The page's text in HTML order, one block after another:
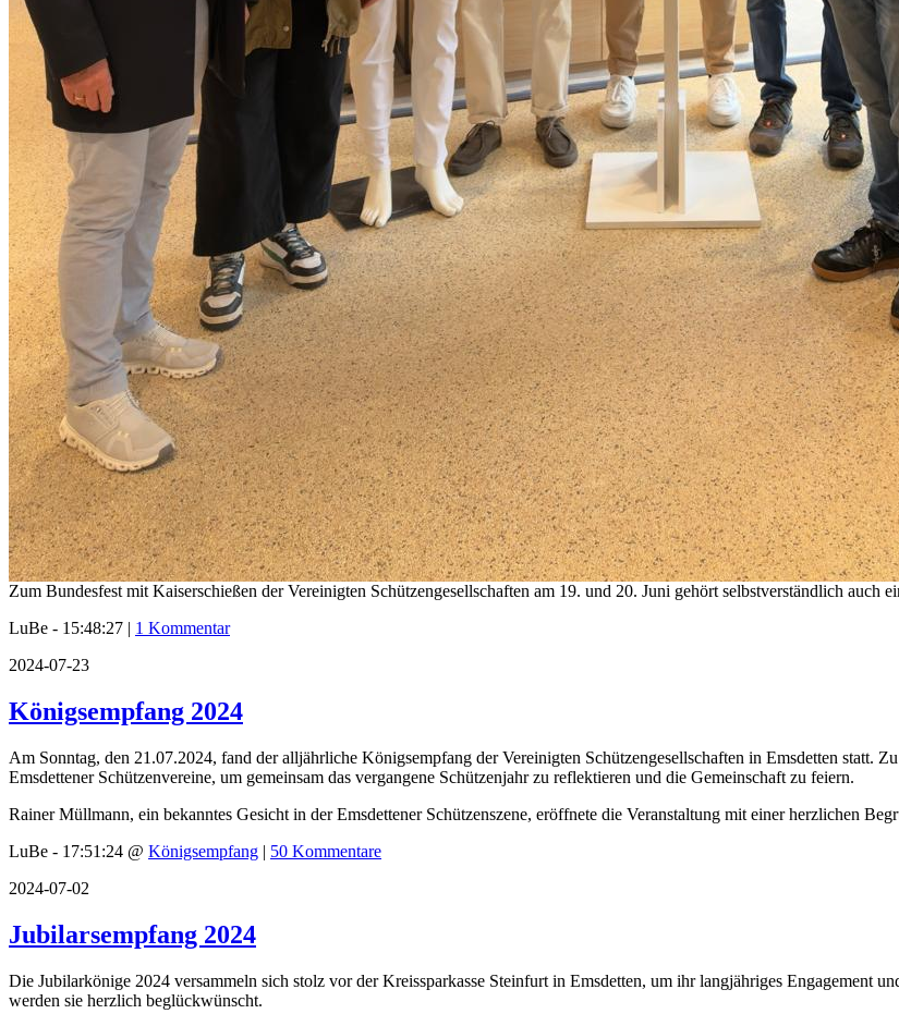
Zum Bundesfest mit Kaiserschießen der Vereinigten Schützengesellschaften am 19. und 20. Juni gehört selbstverständlich auch
LuBe - 15:48:27 | 1 Kommentar
2024-07-23
Königsempfang 2024
Am Sonntag, den 21.07.2024, fand der alljährliche Königsempfang der Vereinigten Schützengesellschaften in Emsdetten statt.
Emsdettener Schützenvereine, um gemeinsam das vergangene Schützenjahr zu reflektieren und die Gemeinschaft zu feiern.
Rainer Müllmann, ein bekanntes Gesicht in der Emsdettener Schützenszene, eröffnete die Veranstaltung mit einer herzlichen
LuBe - 17:51:24 @ Königsempfang | 50 Kommentare
2024-07-02
Jubilarsempfang 2024
Die Jubilarkönige 2024 versammeln sich stolz vor der Kreissparkasse Steinfurt in Emsdetten, um ihr langjähriges Engagement
werden sie herzlich beglückwünscht.